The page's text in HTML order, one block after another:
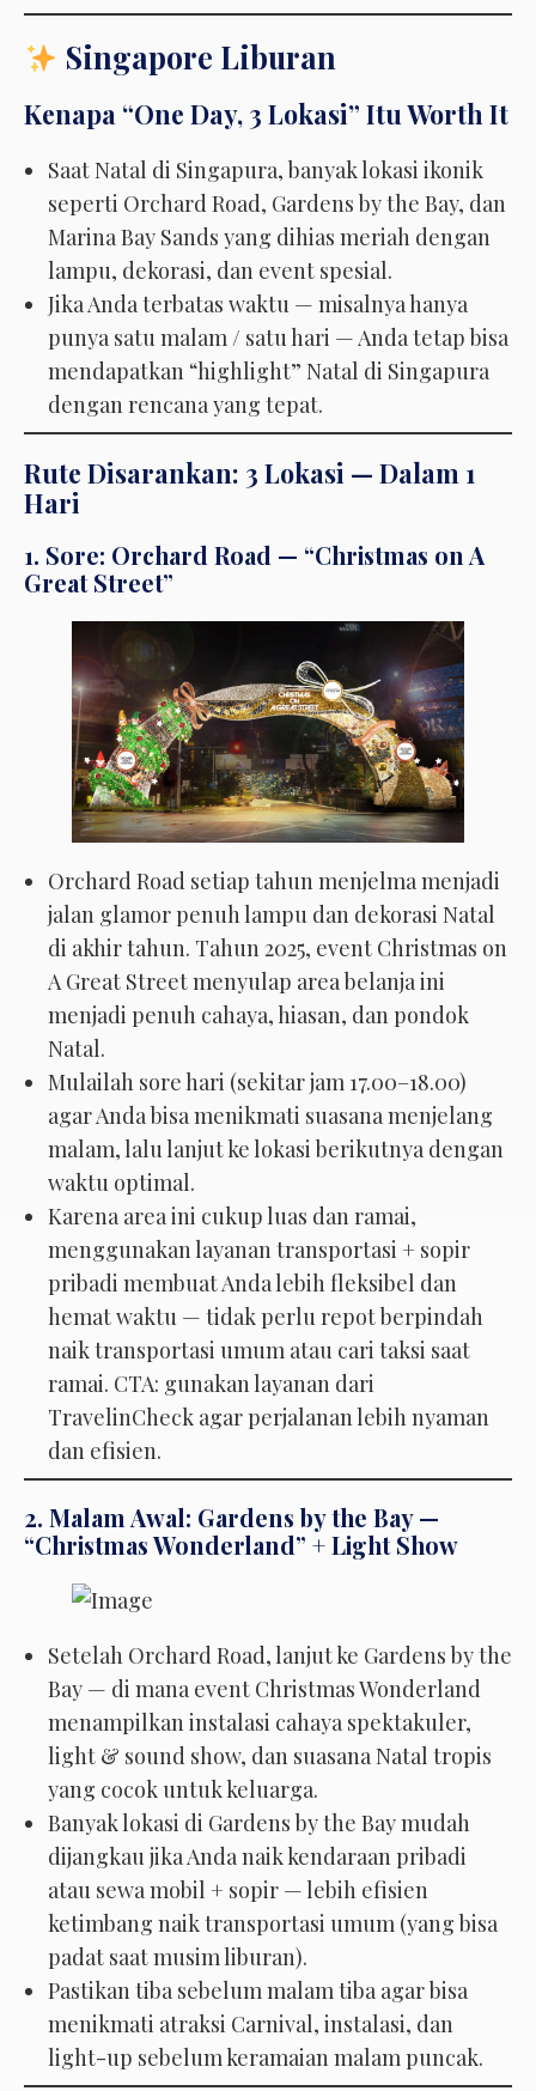
Singapore Liburan
Kenapa “One Day, 3 Lokasi” Itu Worth It
Saat Natal di Singapura, banyak lokasi ikonik
seperti Orchard Road, Gardens by the Bay, dan
Marina Bay Sands yang dihias meriah dengan
lampu, dekorasi, dan event spesial.
Jika Anda terbatas waktu — misalnya hanya
punya satu malam / satu hari — Anda tetap bisa
mendapatkan “highlight” Natal di Singapura
dengan rencana yang tepat.
Rute Disarankan: 3 Lokasi — Dalam 1
Hari
1. Sore: Orchard Road — “Christmas on A
Great Street”
Orchard Road setiap tahun menjelma menjadi
jalan glamor penuh lampu dan dekorasi Natal
di akhir tahun. Tahun 2025, event Christmas on
A Great Street menyulap area belanja ini
menjadi penuh cahaya, hiasan, dan pondok
Natal.
Mulailah sore hari (sekitar jam 17.00–18.00)
agar Anda bisa menikmati suasana menjelang
malam, lalu lanjut ke lokasi berikutnya dengan
waktu optimal.
Karena area ini cukup luas dan ramai,
menggunakan layanan transportasi + sopir
pribadi membuat Anda lebih fleksibel dan
hemat waktu — tidak perlu repot berpindah
naik transportasi umum atau cari taksi saat
ramai. CTA: gunakan layanan dari
TravelinCheck agar perjalanan lebih nyaman
dan efisien.
2. Malam Awal: Gardens by the Bay —
“Christmas Wonderland” + Light Show
Setelah Orchard Road, lanjut ke Gardens by the
Bay — di mana event Christmas Wonderland
menampilkan instalasi cahaya spektakuler,
light & sound show, dan suasana Natal tropis
yang cocok untuk keluarga.
Banyak lokasi di Gardens by the Bay mudah
dijangkau jika Anda naik kendaraan pribadi
atau sewa mobil + sopir — lebih efisien
ketimbang naik transportasi umum (yang bisa
padat saat musim liburan).
Pastikan tiba sebelum malam tiba agar bisa
menikmati atraksi Carnival, instalasi, dan
light-up sebelum keramaian malam puncak.